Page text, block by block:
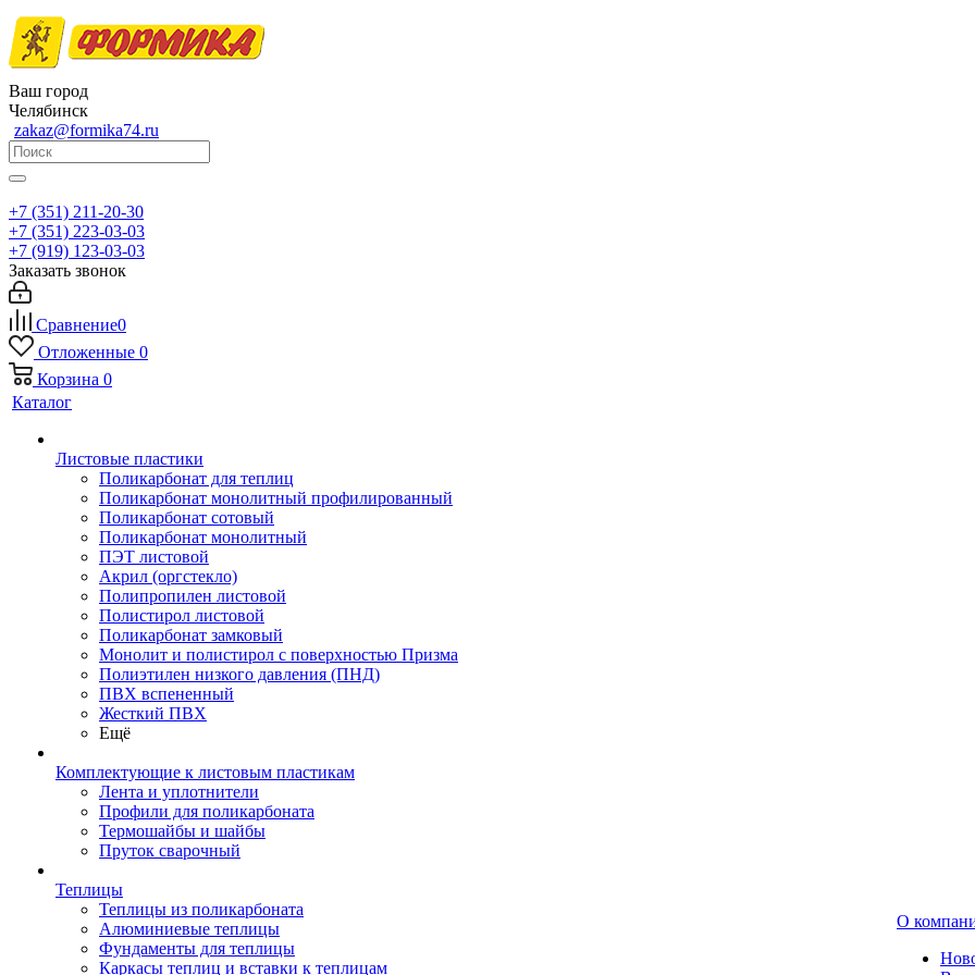
Ваш город
Челябинск
zakaz@formika74.ru
+7 (351) 211-20-30
+7 (351) 223-03-03
+7 (919) 123-03-03
Заказать звонок
Сравнение0
Отложенные 0
Корзина 0
Каталог
Листовые пластики
Поликарбонат для теплиц
Поликарбонат монолитный профилированный
Поликарбонат сотовый
Поликарбонат монолитный
ПЭТ листовой
Акрил (оргстекло)
Полипропилен листовой
Полистирол листовой
Поликарбонат замковый
Монолит и полистирол с поверхностью Призма
Полиэтилен низкого давления (ПНД)
ПВХ вспененный
Жесткий ПВХ
Ещё
Комплектующие к листовым пластикам
Лента и уплотнители
Профили для поликарбоната
Термошайбы и шайбы
Пруток сварочный
Теплицы
Теплицы из поликарбоната
Алюминиевые теплицы
Фундаменты для теплицы
Каркасы теплиц и вставки к теплицам
О